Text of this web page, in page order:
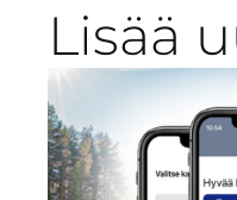
Lisää